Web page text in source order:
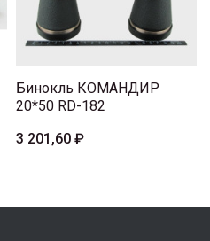
Бинокль КОМАНДИР
20*50 RD-182
3 201,60 ₽